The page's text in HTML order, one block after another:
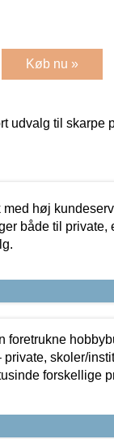
Køb nu »
udvalg til skarpe
høj
både til private,
skoler/
forskellige